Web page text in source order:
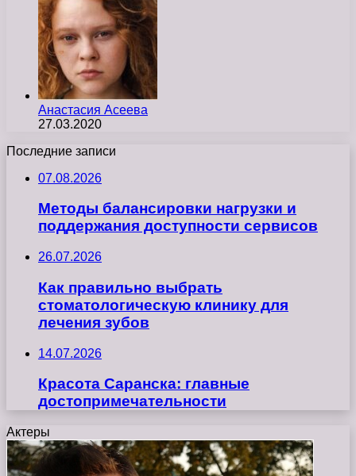
Анастасия Асеева
27.03.2020
Последние записи
07.08.2026
Методы балансировки нагрузки и
поддержания доступности сервисов
26.07.2026
Как правильно выбрать
стоматологическую клинику для
лечения зубов
14.07.2026
Красота Саранска: главные
достопримечательности
Актеры